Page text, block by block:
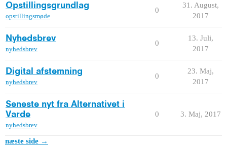
Opstillingsgrundlag
opstillingsmøde
0
31. August,
2017
Nyhedsbrev
nyhedsbrev
0
13. Juli,
2017
Digital afstemning
nyhedsbrev
0
23. Maj,
2017
Seneste nyt fra Alternativet i
Varde
nyhedsbrev
0 3. Maj, 2017
næste side →